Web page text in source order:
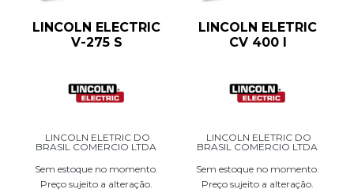
LINCOLN ELECTRIC
V-275 S
LINCOLN ELETRIC DO
BRASIL COMERCIO LTDA
Sem estoque no momento.
Preço sujeito a alteração.
LINCOLN ELETRIC
CV 400 I
LINCOLN ELETRIC DO
BRASIL COMERCIO LTDA
Sem estoque no momento.
Preço sujeito a alteração.